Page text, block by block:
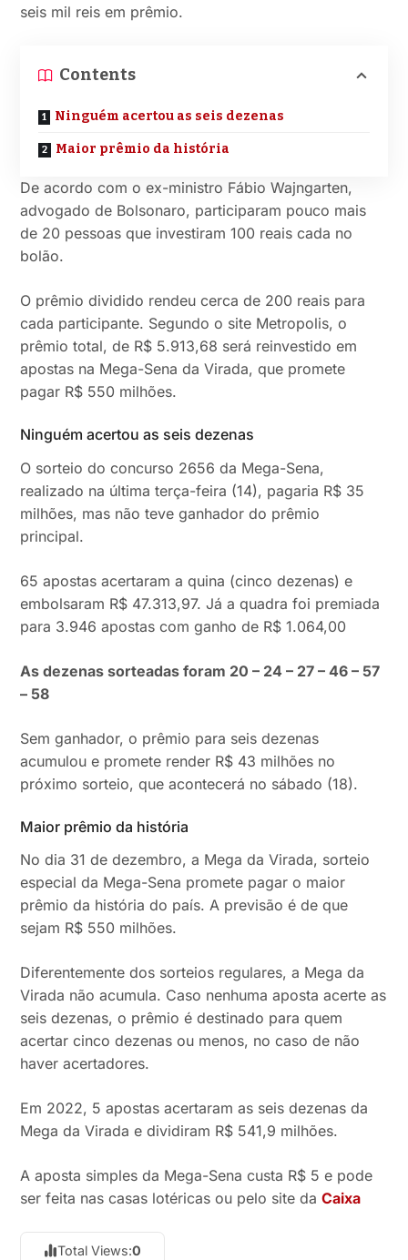
seis mil reis em prêmio.
Contents
Ninguém acertou as seis dezenas
Maior prêmio da história
De acordo com o ex-ministro Fábio Wajngarten,
advogado de Bolsonaro, participaram pouco mais
de 20 pessoas que investiram 100 reais cada no
bolão.
O prêmio dividido rendeu cerca de 200 reais para
cada participante. Segundo o site Metropolis, o
prêmio total, de R$ 5.913,68 será reinvestido em
apostas na Mega-Sena da Virada, que promete
pagar R$ 550 milhões.
Ninguém acertou as seis dezenas
O sorteio do concurso 2656 da Mega-Sena,
realizado na última terça-feira (14), pagaria R$ 35
milhões, mas não teve ganhador do prêmio
principal.
65 apostas acertaram a quina (cinco dezenas) e
embolsaram R$ 47.313,97. Já a quadra foi premiada
para 3.946 apostas com ganho de R$ 1.064,00
As dezenas sorteadas foram 20 – 24 – 27 – 46 – 57
– 58
Sem ganhador, o prêmio para seis dezenas
acumulou e promete render R$ 43 milhões no
próximo sorteio, que acontecerá no sábado (18).
Maior prêmio da história
No dia 31 de dezembro, a Mega da Virada, sorteio
especial da Mega-Sena promete pagar o maior
prêmio da história do país. A previsão é de que
sejam R$ 550 milhões.
Diferentemente dos sorteios regulares, a Mega da
Virada não acumula. Caso nenhuma aposta acerte as
seis dezenas, o prêmio é destinado para quem
acertar cinco dezenas ou menos, no caso de não
haver acertadores.
Em 2022, 5 apostas acertaram as seis dezenas da
Mega da Virada e dividiram R$ 541,9 milhões.
A aposta simples da Mega-Sena custa R$ 5 e pode
ser feita nas casas lotéricas ou pelo site daCaixa
Total Views:0